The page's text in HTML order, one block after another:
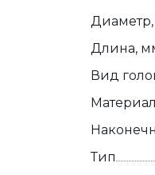
Длина,
Вид
Материал
Тип